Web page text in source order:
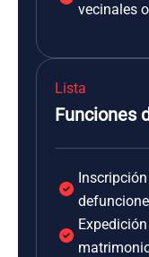
vecinales
Lista
Funciones